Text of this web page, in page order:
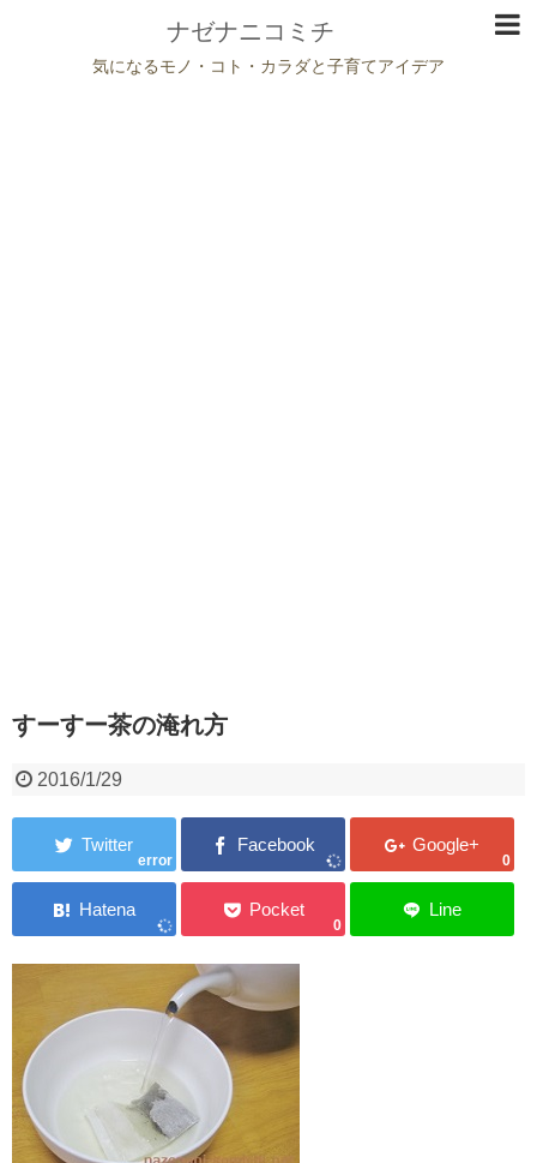
ナゼナニコミチ
気になるモノ・コト・カラダと子育てアイデア
すーすー茶の淹れ方
2016/1/29
error 0
0